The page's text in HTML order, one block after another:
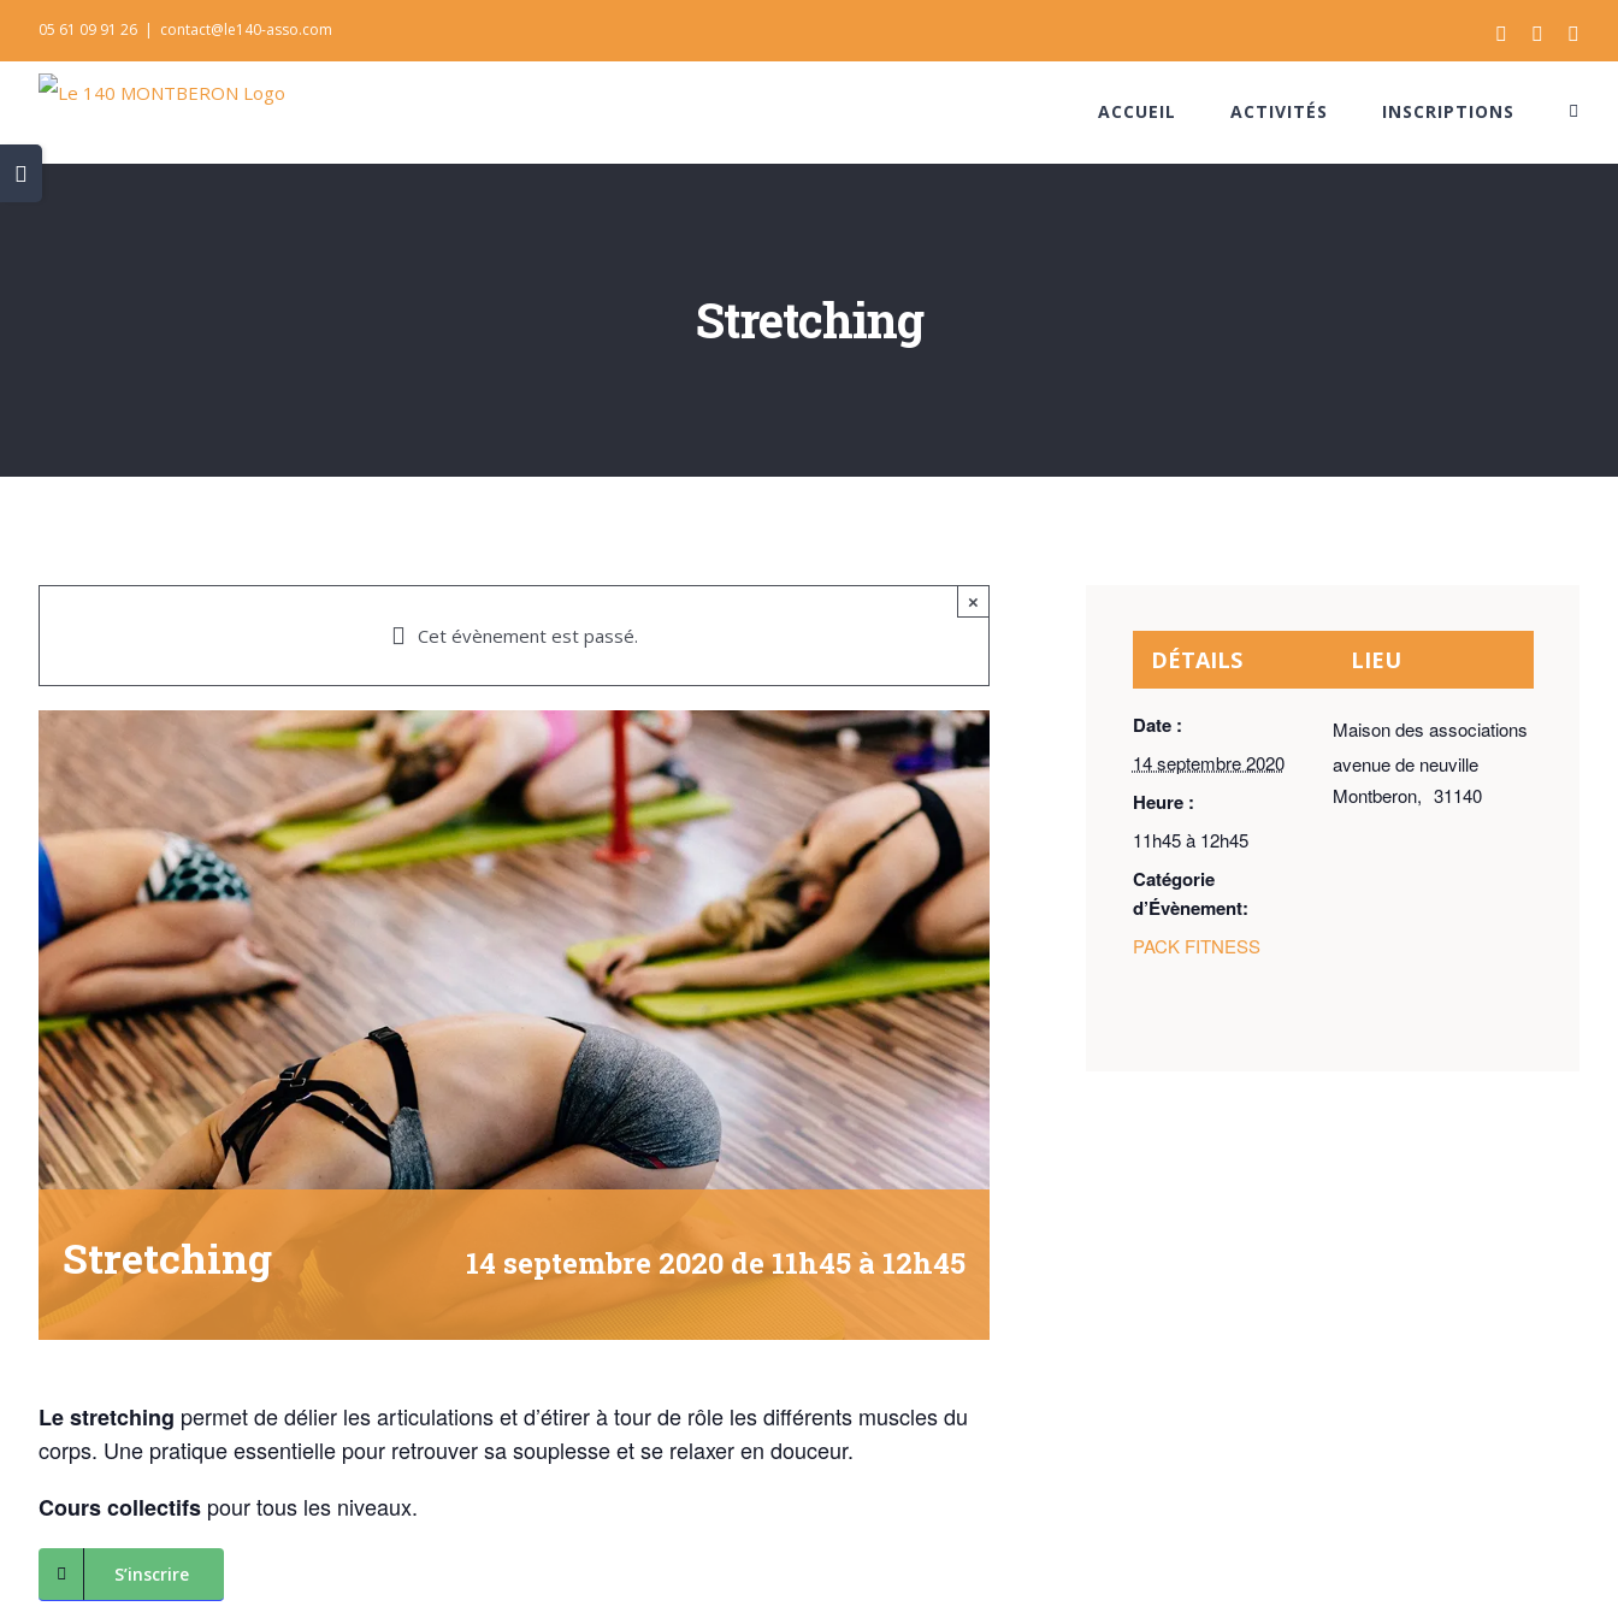
to
content
05 61 09 91 26 | contact@le140-asso.com FacebookInstagram
ACCUEIL ACTIVITÉS INSCRIPTIONS
Stretching
×
Cet évènement est passé.
Stretching 14 septembre 2020 de 11h45 à 12h45
Le stretching permet de délier les articulations et d’étirer à tour de rôle les différents muscles du
corps. Une pratique essentielle pour retrouver sa souplesse et se relaxer en douceur.
Cours collectifs pour tous les niveaux.
S’inscrire
DÉTAILS
Date :
14 septembre 2020
Heure :
11h45 à 12h45
Catégorie
d’Évènement:
PACK FITNESS
LIEU
Maison des associations
avenue de neuville
Montberon, 31140
Toggle
Sliding